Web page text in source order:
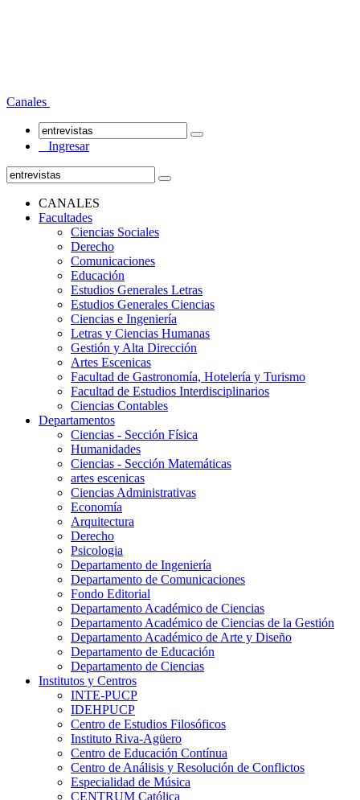
Canales
Ingresar
CANALES
Facultades
Ciencias Sociales
Derecho
Comunicaciones
Educación
Estudios Generales Letras
Estudios Generales Ciencias
Ciencias e Ingeniería
Letras y Ciencias Humanas
Gestión y Alta Dirección
Artes Escenicas
Facultad de Gastronomía, Hotelería y Turismo
Facultad de Estudios Interdisciplinarios
Ciencias Contables
Departamentos
Ciencias - Sección Física
Humanidades
Ciencias - Sección Matemáticas
artes escenicas
Ciencias Administrativas
Economía
Arquitectura
Derecho
Psicologia
Departamento de Ingeniería
Departamento de Comunicaciones
Fondo Editorial
Departamento Académico de Ciencias
Departamento Académico de Ciencias de la Gestión
Departamento Académico de Arte y Diseño
Departamento de Educación
Departamento de Ciencias
Institutos y Centros
INTE-PUCP
IDEHPUCP
Centro de Estudios Filosóficos
Instituto Riva-Agüero
Centro de Educación Contínua
Centro de Análisis y Resolución de Conflictos
Especialidad de Música
CENTRUM Católica